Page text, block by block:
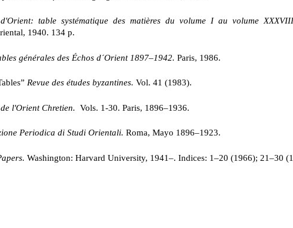
table systématique des matières du volume I au volume
1940. 134 p.
générales des Échos d´Orient 1897–1942. Paris, 1986.
Revue des études byzantines. Vol. 41 (1983).
de l'Orient Chretien. Vols. 1-30. Paris, 1896–1936.
Periodica di Studi Orientali. Roma, Mayo 1896–1923.
Washington: Harvard University, 1941–. Indices: 1–20 (1966); 21–30